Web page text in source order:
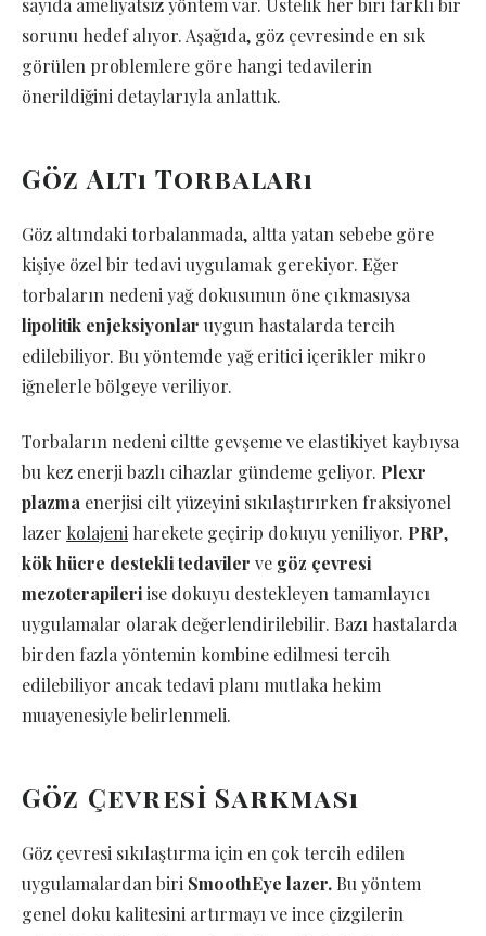
sayıda ameliyatsız yöntem var. Üstelik her biri farklı bir
sorunu hedef alıyor. Aşağıda, göz çevresinde en sık
görülen problemlere göre hangi tedavilerin
önerildiğini detaylarıyla anlattık.
Göz Altı Torbaları
Göz altındaki torbalanmada, altta yatan sebebe göre
kişiye özel bir tedavi uygulamak gerekiyor. Eğer
torbaların nedeni yağ dokusunun öne çıkmasıysa
lipolitik enjeksiyonlar uygun hastalarda tercih
edilebiliyor. Bu yöntemde yağ eritici içerikler mikro
iğnelerle bölgeye veriliyor.
Torbaların nedeni ciltte gevşeme ve elastikiyet kaybıysa
bu kez enerji bazlı cihazlar gündeme geliyor. Plexr
plazma enerjisi cilt yüzeyini sıkılaştırırken fraksiyonel
lazer kolajeni harekete geçirip dokuyu yeniliyor. PRP,
kök hücre destekli tedaviler ve göz çevresi
mezoterapileriise dokuyu destekleyen tamamlayıcı
uygulamalar olarak değerlendirilebilir. Bazı hastalarda
birden fazla yöntemin kombine edilmesi tercih
edilebiliyor ancak tedavi planı mutlaka hekim
muayenesiyle belirlenmeli.
Göz Çevresi Sarkması
Göz çevresi sıkılaştırma için en çok tercih edilen
uygulamalardan biri SmoothEye lazer. Bu yöntem
genel doku kalitesini artırmayı ve ince çizgilerin